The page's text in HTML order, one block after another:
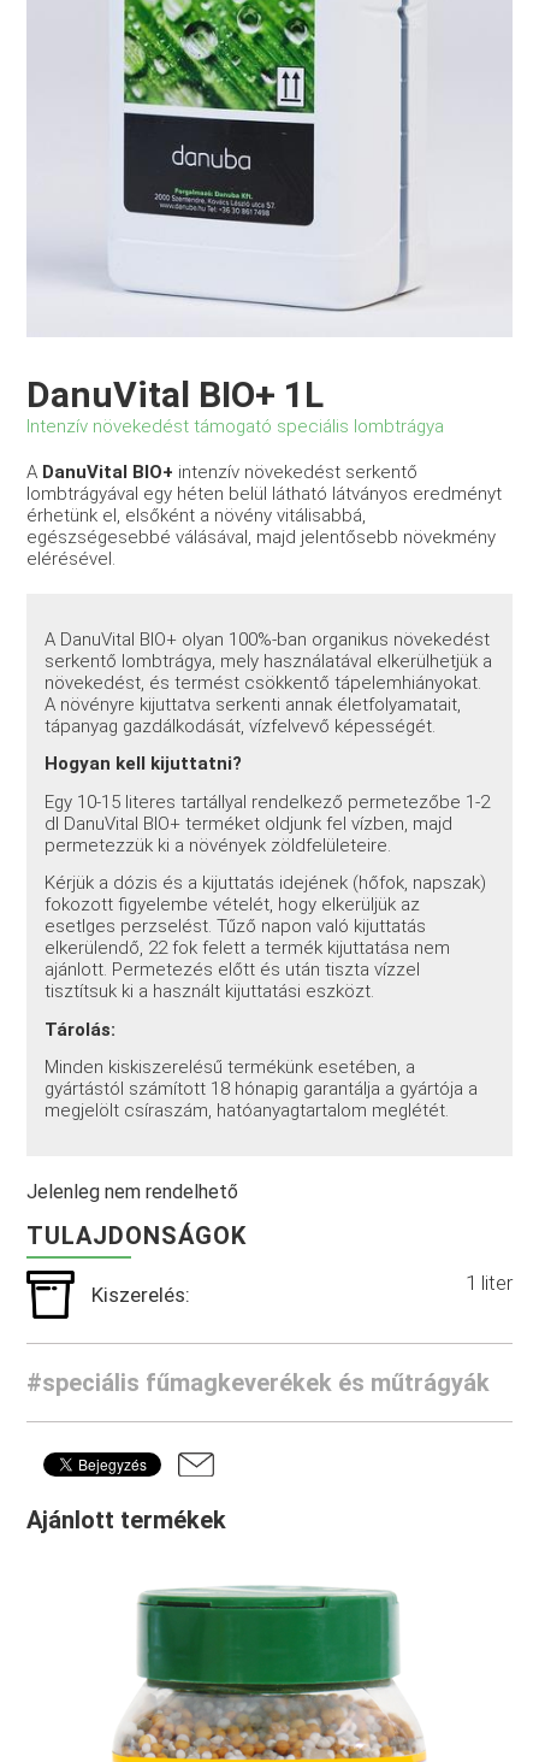
DanuVital BIO+ 1L
Intenzív növekedést támogató speciális lombtrágya
A DanuVital BIO+ intenzív növekedést serkentő
lombtrágyával egy héten belül látható látványos eredményt
érhetünk el, elsőként a növény vitálisabbá,
egészségesebbé válásával, majd jelentősebb növekmény
elérésével.
A DanuVital BIO+ olyan 100%-ban organikus növekedést
serkentő lombtrágya, mely használatával elkerülhetjük a
növekedést, és termést csökkentő tápelemhiányokat.
A növényre kijuttatva serkenti annak életfolyamatait,
tápanyag gazdálkodását, vízfelvevő képességét.
Hogyan kell kijuttatni?
Egy 10-15 literes tartállyal rendelkező permetezőbe 1-2
dl DanuVital BIO+ terméket oldjunk fel vízben, majd
permetezzük ki a növények zöldfelületeire.
Kérjük a dózis és a kijuttatás idejének (hőfok, napszak)
fokozott figyelembe vételét, hogy elkerüljük az
esetlges perzselést. Tűző napon való kijuttatás
elkerülendő, 22 fok felett a termék kijuttatása nem
ajánlott. Permetezés előtt és után tiszta vízzel
tisztítsuk ki a használt kijuttatási eszközt.
Tárolás:
Minden kiskiszerelésű termékünk esetében, a
gyártástól számított 18 hónapig garantálja a gyártója a
megjelölt csíraszám, hatóanyagtartalom meglétét.
Jelenleg nem rendelhető
TULAJDONSÁGOK
Kiszerelés: 1 liter
#speciális fűmagkeverékek és műtrágyák
Ajánlott termékek